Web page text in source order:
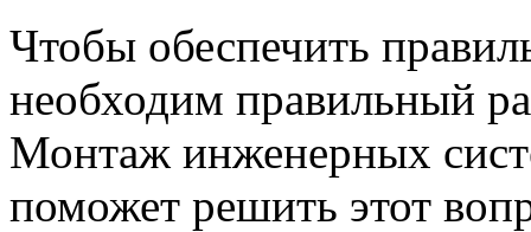
Чтобы обеспечить
необходим правильный
Монтаж инженерных
поможет решить этот